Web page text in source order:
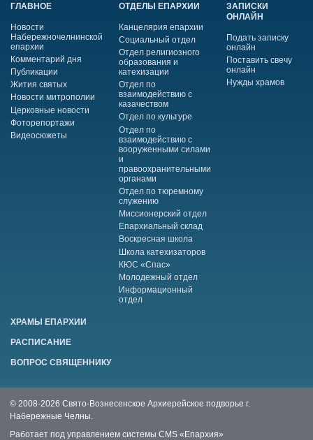
ГЛАВНОЕ
Новости
Набережночелнинской
епархии
Комментарий дня
Публикации
Жития святых
Новости митрополии
Церковные новости
Фоторепортажи
Видеосюжеты
ОТДЕЛЫ ЕПАРХИИ
Канцелярия епархии
Социальный отдел
Отдел религиозного
образования и
катехизации
Отдел по
взаимодействию с
казачеством
Отдел по культуре
Отдел по
взаимодействию с
вооруженными силами
и
правоохранительными
органами
Отдел по тюремному
служению
Миссионерский отдел
Епархиальный склад
Воскресная школа
Школа катехизаторов
КЮС «Спас»
Молодежный отдел
Информационный
отдел
ЗАПИСКИ
ОНЛАЙН
Подать записку
онлайн
Поставить свечу
онлайн
Нужды храмов
ХРАМЫ ЕПАРХИИ
РАСПИСАНИЕ
ВОПРОС СВЯЩЕННИКУ
© 2008-2026 Свято-Вознесенское Архиерейское подворье г.
Набережные Челны.
Работает под управлением системы CMS «Епархия»